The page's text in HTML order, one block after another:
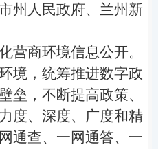
州人民政府、兰州新
营商环境信息公开。
境，统筹推进数字政
垒，不断提高政策、
度、深度、广度和精
通查、一网通答、一